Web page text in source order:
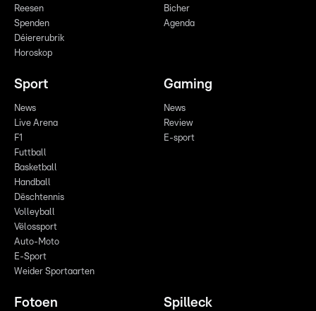
Reesen
Spenden
Déiererubrik
Horoskop
Bicher
Agenda
Sport
News
Live Arena
F1
Futtball
Basketball
Handball
Dëschtennis
Volleyball
Vëlossport
Auto-Moto
E-Sport
Weider Sportaarten
Gaming
News
Review
E-sport
Fotoen Spilleck